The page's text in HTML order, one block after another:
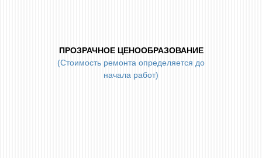
ПРОЗРАЧНОЕ ЦЕНООБРАЗОВАНИЕ
(Стоимость ремонта определяется до
начала работ)